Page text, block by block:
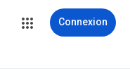
Connexion